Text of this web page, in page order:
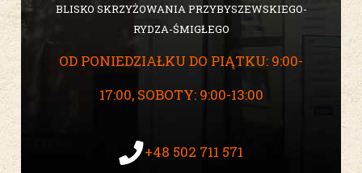
BLISKO SKRZYŻOWANIA PRZYBYSZEWSKIEGO-
RYDZA-ŚMIGŁEGO
OD PONIEDZIAŁKU DO PIĄTKU: 9:00-
17:00, SOBOTY: 9:00-13:00
+48 502 711 571